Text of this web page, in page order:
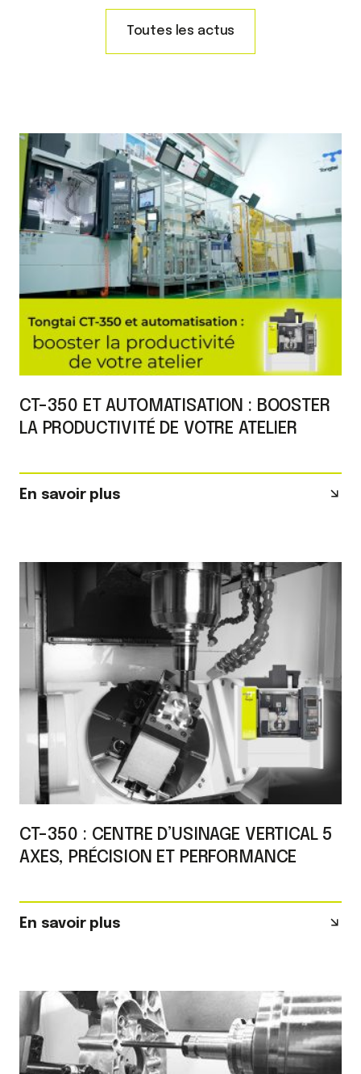
Toutes les actus
CT-350 ET AUTOMATISATION : BOOSTER
LA PRODUCTIVITÉ DE VOTRE ATELIER
En savoir plus
CT-350 : CENTRE D’USINAGE VERTICAL 5
AXES, PRÉCISION ET PERFORMANCE
En savoir plus